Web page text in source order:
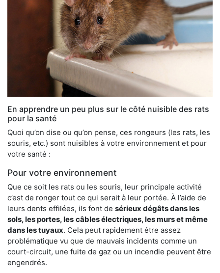
En apprendre un peu plus sur le côté nuisible des rats
pour la santé
Quoi qu’on dise ou qu’on pense, ces rongeurs (les rats, les
souris, etc.) sont nuisibles à votre environnement et pour
votre santé :
Pour votre environnement
Que ce soit les rats ou les souris, leur principale activité
c’est de ronger tout ce qui serait à leur portée. À l’aide de
leurs dents effilées, ils font de sérieux dégâts dans les
sols, les portes, les câbles électriques, les murs et même
dans les tuyaux. Cela peut rapidement être assez
problématique vu que de mauvais incidents comme un
court-circuit, une fuite de gaz ou un incendie peuvent être
engendrés.